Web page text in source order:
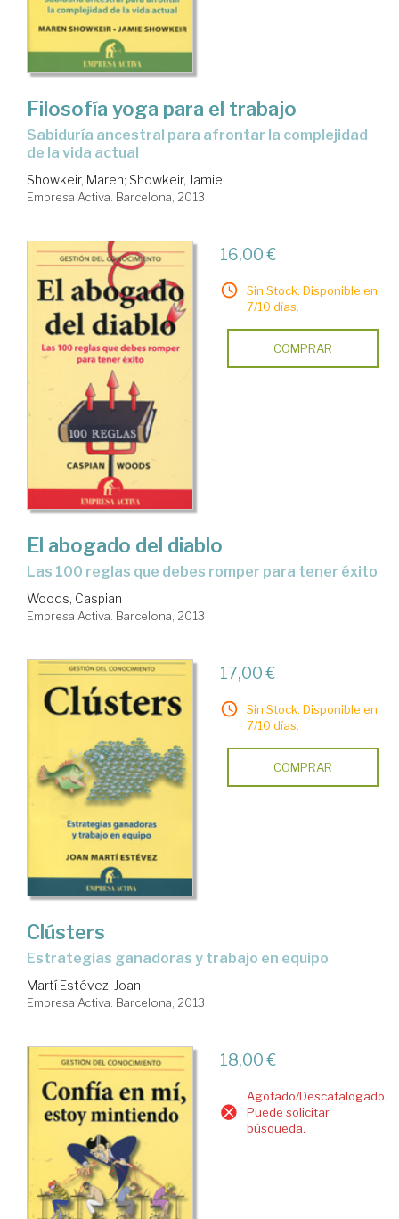
Filosofía yoga para el trabajo
sabiduría ancestral para afrontar la complejidad
de la vida actual
Showkeir, Maren; Showkeir, Jamie
Empresa Activa. Barcelona, 2013
16,00 €
Sin Stock. Disponible en
7/10 días.
COMPRAR
El abogado del diablo
las 100 reglas que debes romper para tener éxito
Woods, Caspian
Empresa Activa. Barcelona, 2013
17,00 €
Sin Stock. Disponible en
7/10 días.
COMPRAR
Clústers
estrategias ganadoras y trabajo en equipo
Martí Estévez, Joan
Empresa Activa. Barcelona, 2013
18,00 €
Agotado/Descatalogado.
Puede solicitar
búsqueda.